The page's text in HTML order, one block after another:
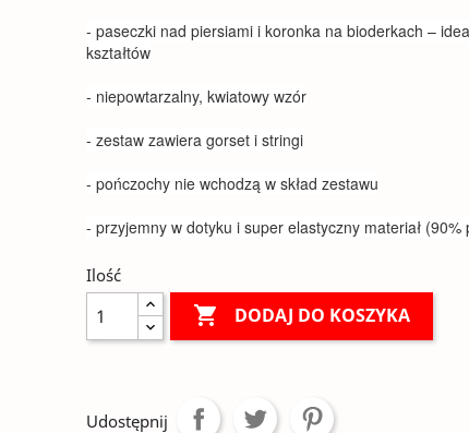
- paseczki nad piersiami i koronka na bioderkach –
kształtów
- niepowtarzalny, kwiatowy wzór
- zestaw zawiera gorset i stringi
- pończochy nie wchodzą w skład zestawu
- przyjemny w dotyku i super elastyczny materiał (90%
Ilość
 DODAJ DO KOSZYKA
Udostępnij